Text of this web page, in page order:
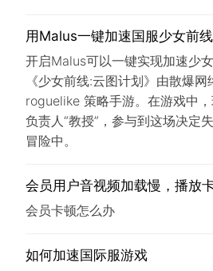
用Malus一键加速国服少女前线
开启Malus可以一键实现加速少
《少女前线:云图计划》由散爆
roguelike 策略手游。在游戏中
负责人“教授”，参与到这场决定
冒险中。
会员用户音视频加载慢，播放
会员卡顿怎么办
如何加速国际服游戏